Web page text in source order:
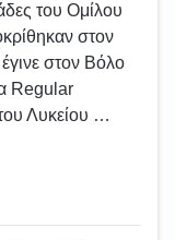
του Ομίλου
στον
στον Βόλο
Regular
Λυκείου …